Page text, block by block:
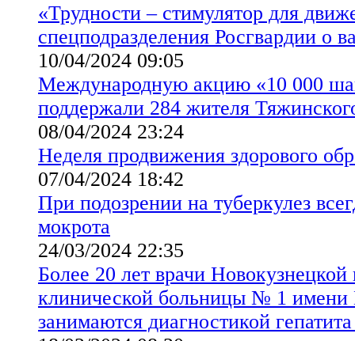
«Трудности – стимулятор для
спецподразделения Росгвардии о
10/04/2024 09:05
Международную акцию «10 000
поддержали 284 жителя
08/04/2024 23:24
Неделя продвижения здорового
07/04/2024 18:42
При подозрении на туберкулез
мокрота
24/03/2024 22:35
Более 20 лет врачи Новокузнецкой
клинической больницы № 1 имени
занимаются диагностикой